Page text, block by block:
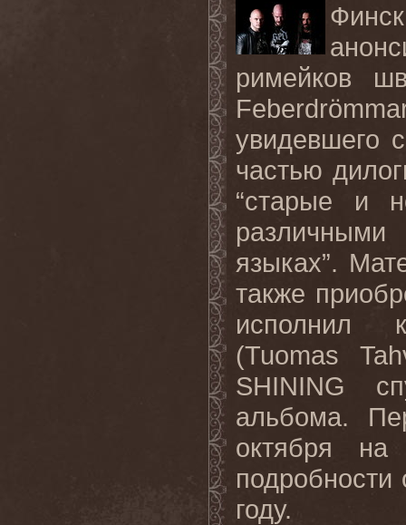
римейков
увидевшего
частью
“старые и
различными
языках”.
также
исполнил
(Tuomas
SHINING
альбома.
октября
подробности
году.